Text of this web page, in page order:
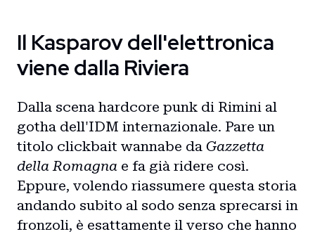
Il Kasparov dell'elettronica
viene dalla Riviera
Dalla scena hardcore punk di Rimini al
gotha dell'IDM internazionale. Pare un
titolo clickbait wannabe da Gazzetta
della Romagna e fa già ridere così.
Eppure, volendo riassumere questa storia
andando subito al sodo senza sprecarsi in
fronzoli, è esattamente il verso che hanno